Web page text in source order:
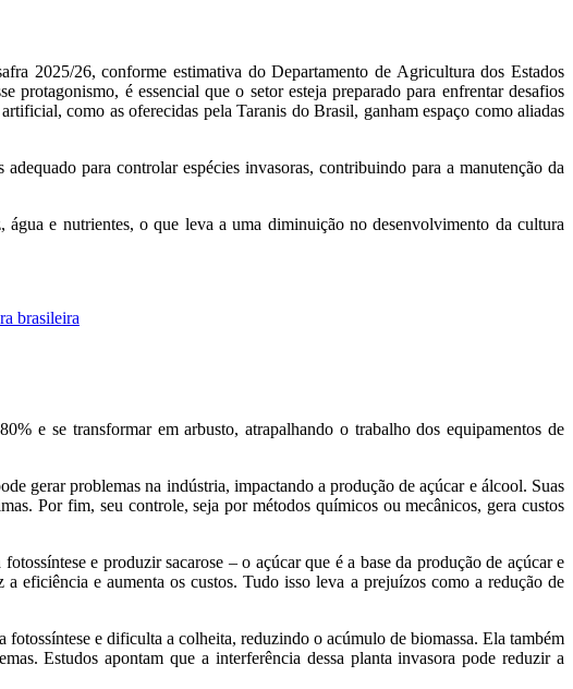
2025/26, conforme estimativa do Departamento de Agricultura dos Estados
é essencial que o setor esteja preparado para enfrentar desafios
como as oferecidas pela Taranis do Brasil, ganham espaço como aliadas
para controlar espécies invasoras, contribuindo para a manutenção da
e nutrientes, o que leva a uma diminuição no desenvolvimento da cultura
brasileira
e se transformar em arbusto, atrapalhando o trabalho dos equipamentos de
gerar problemas na indústria, impactando a produção de açúcar e álcool. Suas
Por fim, seu controle, seja por métodos químicos ou mecânicos, gera custos
e produzir sacarose – o açúcar que é a base da produção de açúcar e
eficiência e aumenta os custos. Tudo isso leva a prejuízos como a redução de
e dificulta a colheita, reduzindo o acúmulo de biomassa. Ela também
Estudos apontam que a interferência dessa planta invasora pode reduzir a